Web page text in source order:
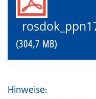
(304,7 MB)
Hinweise: